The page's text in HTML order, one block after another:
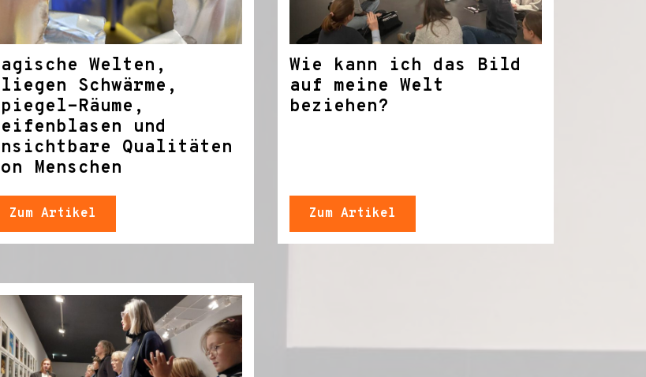
Welten,
Schwärme,
Räume,
und
Qualitäten
Menschen
Zum Artikel
Wie kann ich das Bild
auf meine Welt
beziehen?
Zum Artikel